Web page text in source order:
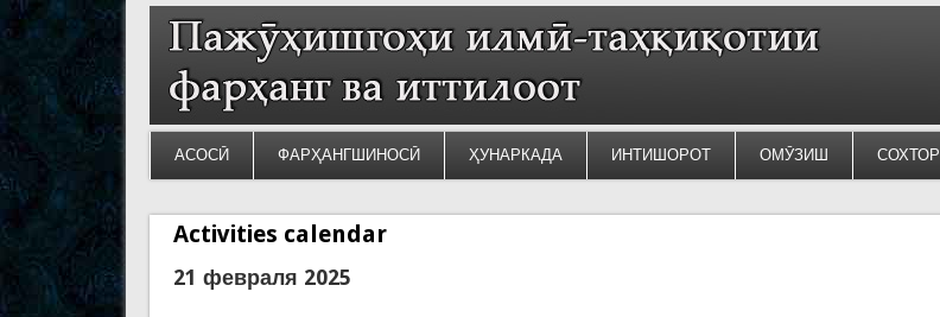
АСОСӢ ФАРҲАНГШИНОСӢ ҲУНАРКАДА ИНТИШОРОТ ОМӮЗИШ СОХТОР
Activities calendar
21 февраля 2025